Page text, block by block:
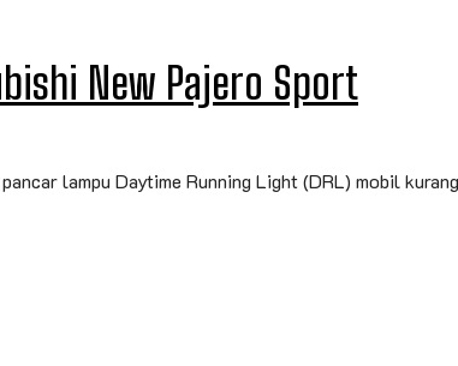
New Pajero Sport
lampu Daytime Running Light (DRL) mobil